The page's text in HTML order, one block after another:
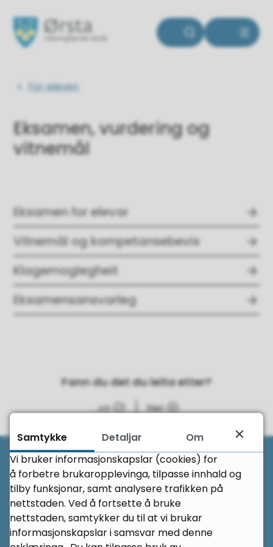
Ørsta vidaregåande skule
Du er her:
For eleven
Eksamen, vurdering og
vitnemål
Eksamen for elevar
Vitnemål og kompetansebevis
Klagemoglegheit
Eksamensansvarleg
Fann du det du leita etter?
Ja
Nei
Her finn du oss
Ørsta vidaregåande skule
Holmegata 14
Til
Samtykke Detaljar
Om
Vi bruker informasjonskapslar (cookies) for
å forbetre brukaropplevinga, tilpasse innhald og
tilby funksjonar, samt analysere trafikken på
nettstaden. Ved å fortsette å bruke
nettstaden, samtykker du til at vi brukar
informasjonskapslar i samsvar med denne